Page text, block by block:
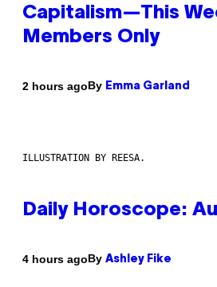
Capitalism—This
Members Only
2 hours agoBy Emma Garland
ILLUSTRATION BY REESA.
Daily Horoscope:
4 hours agoBy Ashley Fike